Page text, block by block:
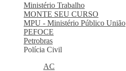
Ministério Trabalho
MONTE SEU CURSO
MPU - Ministério Público União
PEFOCE
Petrobras
Polícia Civil
AC